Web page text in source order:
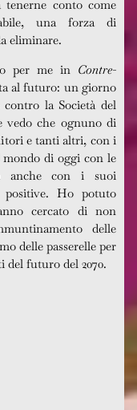
tenerne conto come
una forza di
eliminare.
per me in Contre-
al futuro: un giorno
contro la Società del
vedo che ognuno di
e tanti altri, con i
di oggi con le
anche con i suoi
positive. Ho potuto
cercato di non
delle
delle passerelle per
del futuro del 2070.